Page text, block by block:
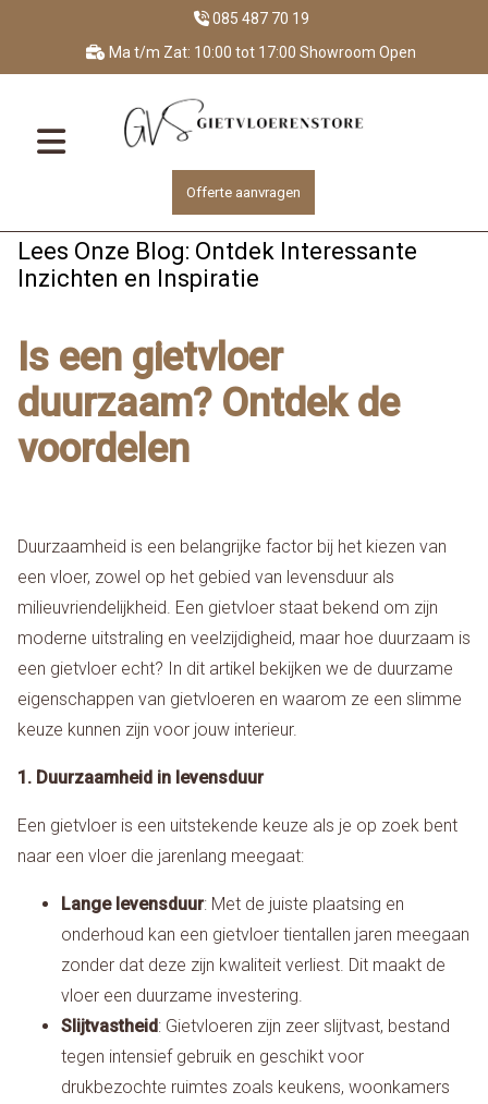
085 487 70 19
Ma t/m Zat: 10:00 tot 17:00 Showroom Open
Offerte aanvragen
Lees Onze Blog: Ontdek Interessante
Inzichten en Inspiratie
Is een gietvloer
duurzaam? Ontdek de
voordelen
Duurzaamheid is een belangrijke factor bij het kiezen van
een vloer, zowel op het gebied van levensduur als
milieuvriendelijkheid. Een gietvloer staat bekend om zijn
moderne uitstraling en veelzijdigheid, maar hoe duurzaam is
een gietvloer echt? In dit artikel bekijken we de duurzame
eigenschappen van gietvloeren en waarom ze een slimme
keuze kunnen zijn voor jouw interieur.
1. Duurzaamheid in levensduur
Een gietvloer is een uitstekende keuze als je op zoek bent
naar een vloer die jarenlang meegaat:
Lange levensduur: Met de juiste plaatsing en
onderhoud kan een gietvloer tientallen jaren meegaan
zonder dat deze zijn kwaliteit verliest. Dit maakt de
vloer een duurzame investering.
Slijtvastheid : Gietvloeren zijn zeer slijtvast, bestand
tegen intensief gebruik en geschikt voor
drukbezochte ruimtes zoals keukens, woonkamers